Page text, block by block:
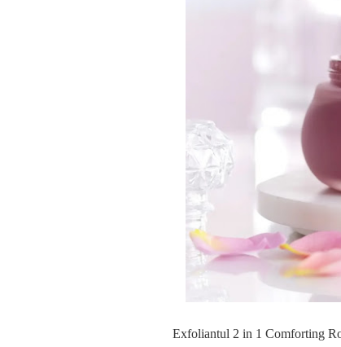
Exfoliantul 2 in 1 Comforting